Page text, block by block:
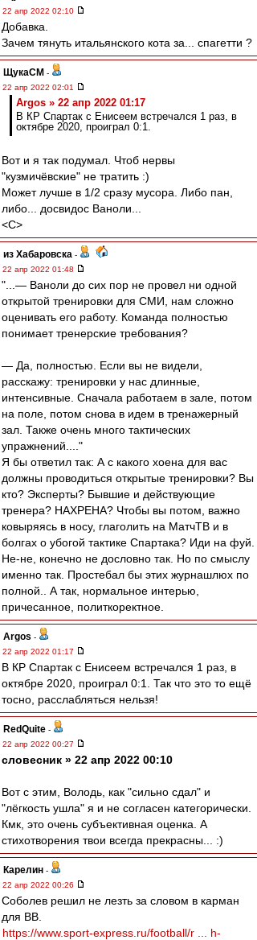
22 апр 2022 02:10
Добавка.
Зачем тянуть итальянского кота за... спагетти ?
ЩукаСМ -
22 апр 2022 02:01
Argos » 22 апр 2022 01:17
В КР Спартак с Енисеем встречался 1 раз, в
октябре 2020, проиграл 0:1.
Вот и я так подумал. Чтоб нервы
"кузмичёвские" не тратить :)
Может лучше в 1/2 сразу мусора. Либо пан,
либо... досвидос Ваноли...
<C>
из Хабаровска -
22 апр 2022 01:48
"...— Ваноли до сих пор не провел ни одной
открытой тренировки для СМИ, нам сложно
оценивать его работу. Команда полностью
понимает тренерские требования?
— Да, полностью. Если вы не видели,
расскажу: тренировки у нас длинные,
интенсивные. Сначала работаем в зале, потом
на поле, потом снова в идем в тренажерный
зал. Также очень много тактических
упражнений...."
Я бы ответил так: А с какого хоена для вас
должны проводиться открытые тренировки? Вы
кто? Эксперты? Бывшие и действующие
тренера? НАХРЕНА? Чтобы вы потом, важно
ковыряясь в носу, глаголить на МатчТВ и в
болгах о убогой тактике Спартака? Иди на фуй.
Не-не, конечно не дословно так. Но по смыслу
именно так. Простебал бы этих журнашлюх по
полной.. А так, нормальное интерью,
причесанное, политкоректное.
Argos -
22 апр 2022 01:17
В КР Спартак с Енисеем встречался 1 раз, в
октябре 2020, проиграл 0:1. Так что это то ещё
тосно, расслабляться нельзя!
RedQuite -
22 апр 2022 00:27
словесник » 22 апр 2022 00:10
Вот с этим, Володь, как "сильно сдал" и
"лёгкость ушла" я и не согласен категорически.
Кмк, это очень субъективная оценка. А
стихотворения твои всегда прекрасны... :)
Карелин -
22 апр 2022 00:26
Соболев решил не лезть за словом в карман
для ВВ.
https://www.sport-express.ru/football/r ... h-